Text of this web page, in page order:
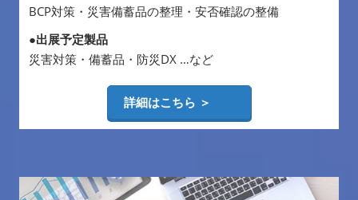
BCP対策・災害備蓄品の整理・安否確認の整備
●出展予定製品
災害対策・備蓄品・防災DX …など
詳細はこちら ＞